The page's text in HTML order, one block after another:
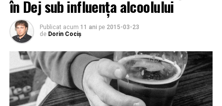
în Dej sub influența alcoolului
Publicat acum 11 ani pe 2015-03-23
de Dorin Cociș